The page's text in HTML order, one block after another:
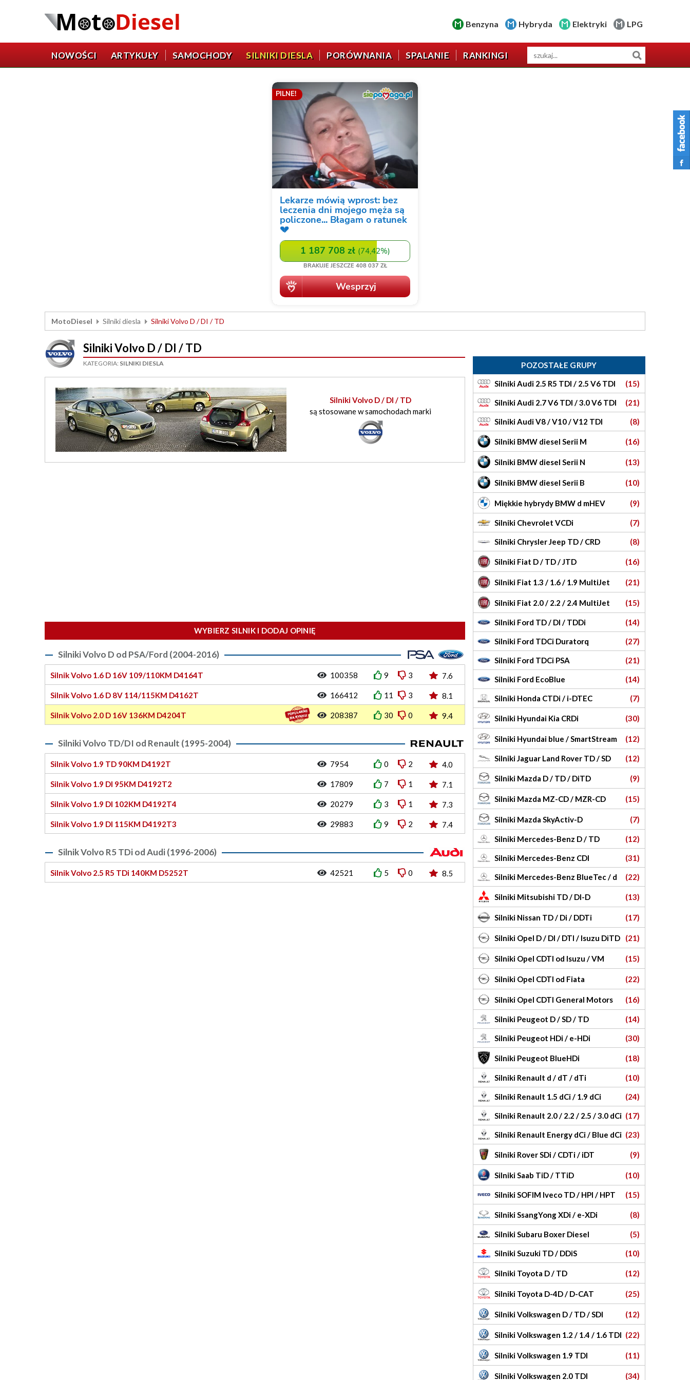
Benzyna Hybryda Elektryki LPG
NOWOŚCI ARTYKUŁY SAMOCHODY SILNIKI DIESLA PORÓWNANIA SPALANIE RANKINGI
MotoDiesel Silniki diesla Silniki Volvo D / DI / TD
Silniki Volvo D / DI / TD
KATEGORIA: SILNIKI DIESLA
Silniki Volvo D / DI / TD
są stosowane w samochodach marki
WYBIERZ SILNIK I DODAJ OPINIĘ
Silniki Volvo D od PSA/Ford (2004-2016)
Silnik Volvo 1.6 D 16V 109/110KM D4164T 100358 9 3 7.6
Silnik Volvo 1.6 D 8V 114/115KM D4162T 166412 11 3 8.1
Silnik Volvo 2.0 D 16V 136KM D4204T 208387 30 0 9.4
Silniki Volvo TD/DI od Renault (1995-2004)
Silnik Volvo 1.9 TD 90KM D4192T 7954 0 2 4.0
Silnik Volvo 1.9 DI 95KM D4192T2 17809 7 1 7.1
Silnik Volvo 1.9 DI 102KM D4192T4 20279 3 1 7.3
Silnik Volvo 1.9 DI 115KM D4192T3 29883 9 2 7.4
Silnik Volvo R5 TDi od Audi (1996-2006)
Silnik Volvo 2.5 R5 TDi 140KM D5252T 42521 5 0 8.5
POZOSTAŁE GRUPY
Silniki Audi 2.5 R5 TDI / 2.5 V6 TDI
(15)
Silniki Audi 2.7 V6 TDI / 3.0 V6 TDI (21)
Silniki Audi V8 / V10 / V12 TDI (8)
Silniki BMW diesel Serii M (16)
Silniki BMW diesel Serii N (13)
Silniki BMW diesel Serii B (10)
Miękkie hybrydy BMW d mHEV (9)
Silniki Chevrolet VCDi (7)
Silniki Chrysler Jeep TD / CRD (8)
Silniki Fiat D / TD / JTD (16)
Silniki Fiat 1.3 / 1.6 / 1.9 MultiJet (21)
Silniki Fiat 2.0 / 2.2 / 2.4 MultiJet (15)
Silniki Ford TD / DI / TDDi (14)
Silniki Ford TDCi Duratorq (27)
Silniki Ford TDCi PSA (21)
Silniki Ford EcoBlue (14)
Silniki Honda CTDi / i-DTEC (7)
Silniki Hyundai Kia CRDi (30)
Silniki Hyundai blue / SmartStream (12)
Silniki Jaguar Land Rover TD / SD (12)
Silniki Mazda D / TD / DiTD (9)
Silniki Mazda MZ-CD / MZR-CD (15)
Silniki Mazda SkyActiv-D (7)
Silniki Mercedes-Benz D / TD (12)
Silniki Mercedes-Benz CDI (31)
Silniki Mercedes-Benz BlueTec / d (22)
Silniki Mitsubishi TD / DI-D (13)
Silniki Nissan TD / Di / DDTi (17)
Silniki Opel D / DI / DTI / Isuzu DiTD (21)
Silniki Opel CDTI od Isuzu / VM (15)
Silniki Opel CDTI od Fiata (22)
Silniki Opel CDTI General Motors (16)
Silniki Peugeot D / SD / TD (14)
Silniki Peugeot HDi / e-HDi (30)
Silniki Peugeot BlueHDi (18)
Silniki Renault d / dT / dTi (10)
Silniki Renault 1.5 dCi / 1.9 dCi (24)
Silniki Renault 2.0 / 2.2 / 2.5 / 3.0 dCi (17)
Silniki Renault Energy dCi / Blue dCi (23)
Silniki Rover SDi / CDTi / iDT (9)
Silniki Saab TiD / TTiD (10)
Silniki SOFIM Iveco TD / HPI / HPT (15)
Silniki SsangYong XDi / e-XDi (8)
Silniki Subaru Boxer Diesel (5)
Silniki Suzuki TD / DDiS (10)
Silniki Toyota D / TD (12)
Silniki Toyota D-4D / D-CAT (25)
Silniki Volkswagen D / TD / SDI (12)
Silniki Volkswagen 1.2 / 1.4 / 1.6 TDI (22)
Silniki Volkswagen 1.9 TDI (11)
Silniki Volkswagen 2.0 TDI (34)